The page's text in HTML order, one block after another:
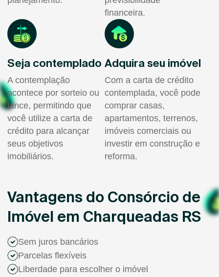
financeira.
Seja contemplado
A contemplação
acontece por sorteio ou
lance, permitindo que
você utilize a carta de
crédito para alcançar
seus objetivos
imobiliários.
Adquira seu imóvel
Com a carta de crédito
contemplada, você pode
comprar casas,
apartamentos, terrenos,
imóveis comerciais ou
investir em construção e
reforma.
Vantagens do Consórcio de
Imóvel em Charqueadas RS
Sem juros bancários
Parcelas flexíveis
Liberdade para escolher o imóvel